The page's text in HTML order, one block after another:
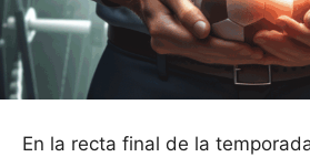
En la recta final de la